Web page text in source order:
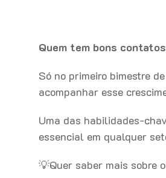
Quem tem bons
Só no primeiro bimestre
acompanhar esse
Uma das habilidades-
essencial em qualquer
💡Quer saber mais sobre